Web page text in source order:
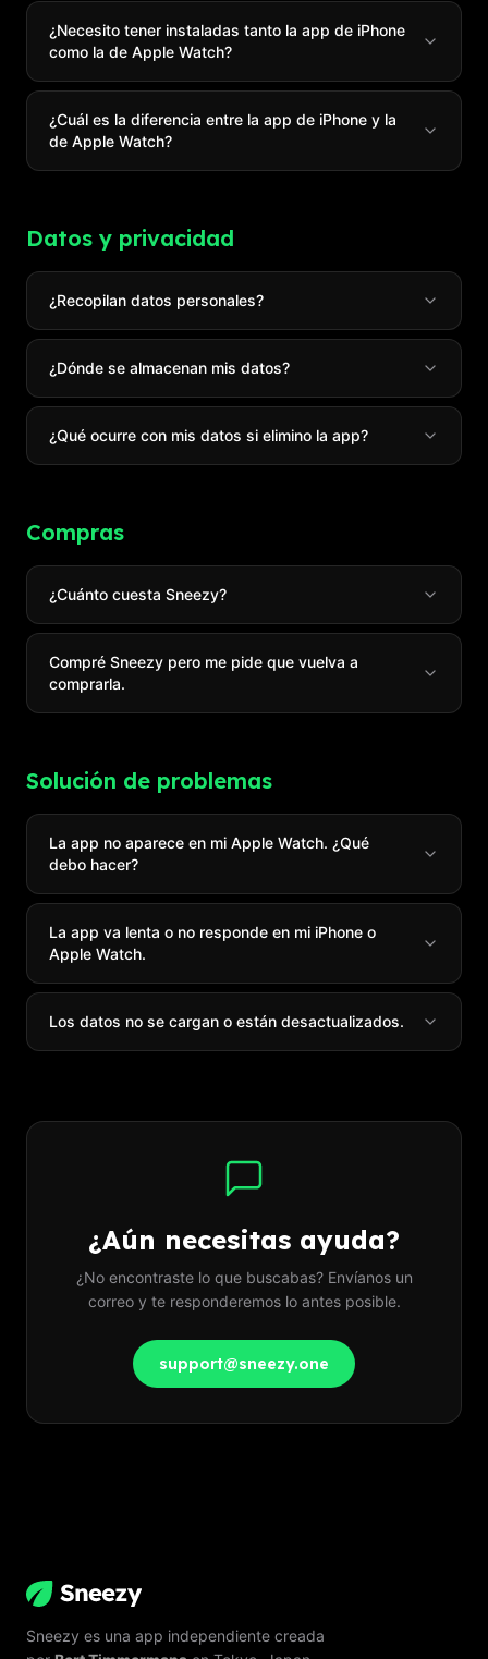
¿Necesito tener instaladas tanto la app de iPhone
como la de Apple Watch?
¿Cuál es la diferencia entre la app de iPhone y la
de Apple Watch?
Datos y privacidad
¿Recopilan datos personales?
¿Dónde se almacenan mis datos?
¿Qué ocurre con mis datos si elimino la app?
Compras
¿Cuánto cuesta Sneezy?
Compré Sneezy pero me pide que vuelva a
comprarla.
Solución de problemas
La app no aparece en mi Apple Watch. ¿Qué
debo hacer?
La app va lenta o no responde en mi iPhone o
Apple Watch.
Los datos no se cargan o están desactualizados.
¿Aún necesitas ayuda?
¿No encontraste lo que buscabas? Envíanos un
correo y te responderemos lo antes posible.
support@sneezy.one
Sneezy es una app independiente creada